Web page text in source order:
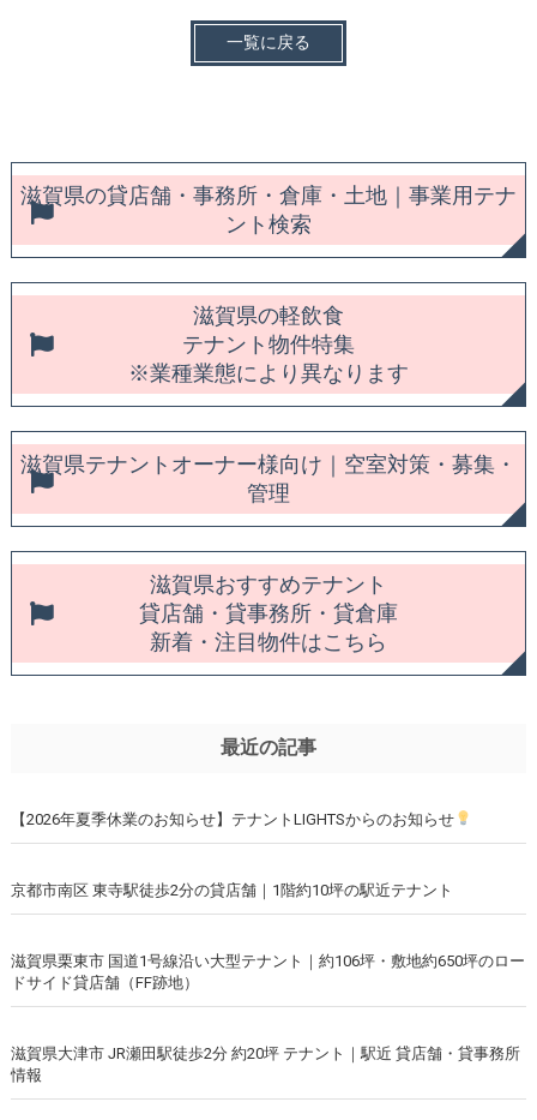
一覧に戻る
滋賀県の貸店舗・事務所・倉庫・土地｜事業用テナ
ント検索
滋賀県の軽飲食
テナント物件特集
※業種業態により異なります
滋賀県テナントオーナー様向け｜空室対策・募集・
管理
滋賀県おすすめテナント
貸店舗・貸事務所・貸倉庫
新着・注目物件はこちら
最近の記事
【2026年夏季休業のお知らせ】テナントLIGHTSからのお知らせ
京都市南区 東寺駅徒歩2分の貸店舗｜1階約10坪の駅近テナント
滋賀県栗東市 国道1号線沿い大型テナント｜約106坪・敷地約650坪のロー
ドサイド貸店舗（FF跡地）
滋賀県大津市 JR瀬田駅徒歩2分 約20坪 テナント｜駅近 貸店舗・貸事務所
情報